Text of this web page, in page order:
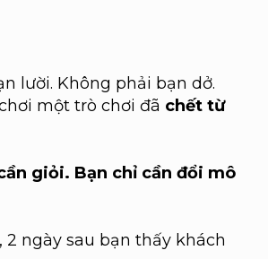
lười. Không phải bạn dở.
một trò chơi đã chết từ
giỏi. Bạn chỉ cần đổi mô
ngày sau bạn thấy khách